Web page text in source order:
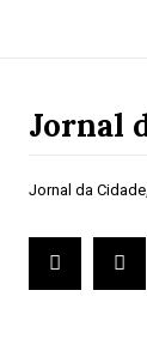
Jornal
Jornal da